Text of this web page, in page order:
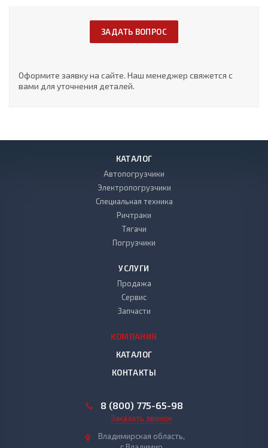
ЗАДАТЬ ВОПРОС
Оформите заявку на сайте. Наш менеджер свяжется с
вами для уточнения деталей.
КАТАЛОГ
Автопогрузчики
Электропогрузчики
Специальная техника
Ричтраки
Тягачи
Погрузчики
УСЛУГИ
Продажа
Сервис
Запчасти
КОМПАНИЯ
КАТАЛОГ
КОНТАКТЫ
8 (800) 775-65-98
Заказать звонок
Владимирская область,